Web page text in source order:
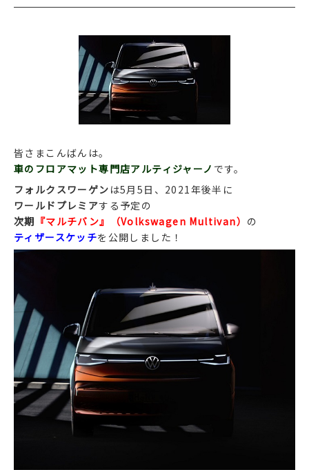
皆さまこんばんは。
車のフロアマット専門店アルティジャーノ です。
フォルクスワーゲン は5月5日、2021年後半に
ワールドプレミアする予定の
次期 『マルチバン』（Volkswagen Multivan） の
ティザースケッチを公開しました！